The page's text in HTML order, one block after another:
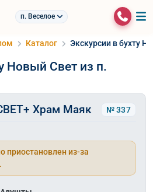
п. Веселое
Каталог Экскурсии в бухту
Новый Свет из п.
Храм Маяк № 337
приостановлен из-за